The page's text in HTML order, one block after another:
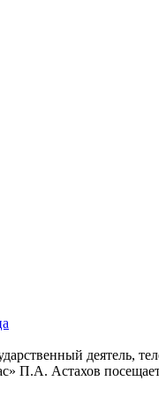
деятель,
П.А. Астахов